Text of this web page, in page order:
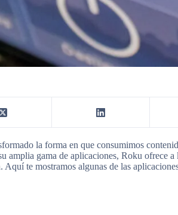
la forma en que consumimos
amplia gama de aplicaciones, Roku ofrece
te mostramos algunas de las